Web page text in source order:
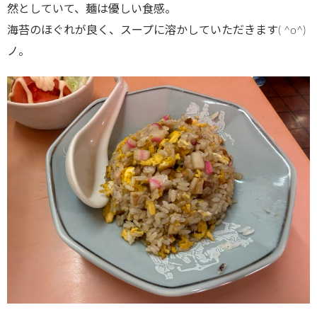
然としていて、麺は優しい食感。
海苔のほぐれが良く、スープに溶かしていただきます( ^o^)
ノ。